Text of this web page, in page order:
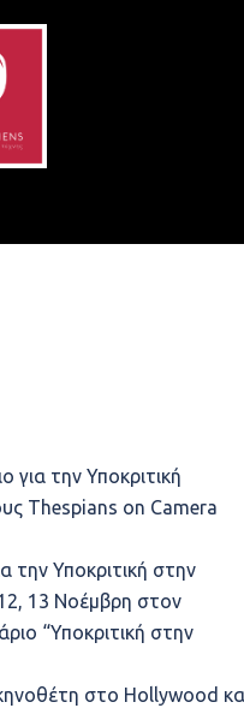
για την Υποκριτική
Thespians on Camera
την Υποκριτική στην
13 Νοέμβρη στον
“Υποκριτική στην
στο Hollywood